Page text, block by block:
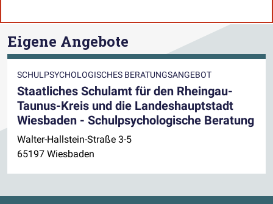
Eigene Angebote
SCHULPSYCHOLOGISCHES BERATUNGSANGEBOT
Staatliches Schulamt für den Rheingau-
Taunus-Kreis und die Landeshauptstadt
Wiesbaden - Schulpsychologische Beratung
Walter-Hallstein-Straße 3-5
65197 Wiesbaden